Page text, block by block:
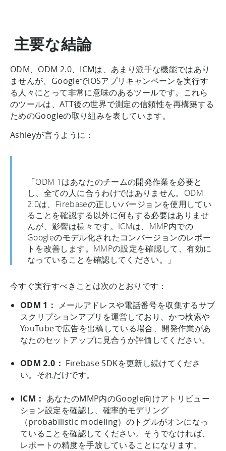
主要な結論
ODM、ODM 2.0、ICMは、あまり派手な機能ではあり
ませんが、GoogleでiOSアプリキャンペーンを実行す
る人々にとって非常に意味のあるツールです。これら
のツールは、ATT後の世界で測定の信頼性を再構築する
ためのGoogleの取り組みを表しています。
Ashleyが言うように：
「ODM 1はあなたのチームの開発作業を必要と
し、全ての人に合うわけではありません。ODM
2.0は、Firebaseの正しいバージョンを使用してい
ることを確認する以外に何もする必要はありませ
んが、影響は様々です。ICMは、MMP内での
Googleのモデル化されたコンバージョンのレポー
トを改善します。MMPの設定を確認して、有効に
なっていることを確認してください。」
今すぐ実行すべきことは次のとおりです：
ODM 1： メールアドレスや電話番号を収集するサブ
スクリプションアプリを運営しており、かつ検索や
YouTubeで広告を出稿している場合、開発作業があ
なたのセットアップに見合うか評価してください。
ODM 2.0： Firebase SDKを更新し続けてくださ
い。それだけです。
ICM： あなたのMMP内のGoogle向けアトリビュー
ション設定を確認し、確率的モデリング
（probabilistic modeling）のトグルがオンになっ
ていることを確認してください。そうでなければ、
レポートの精度を手放していることになります。